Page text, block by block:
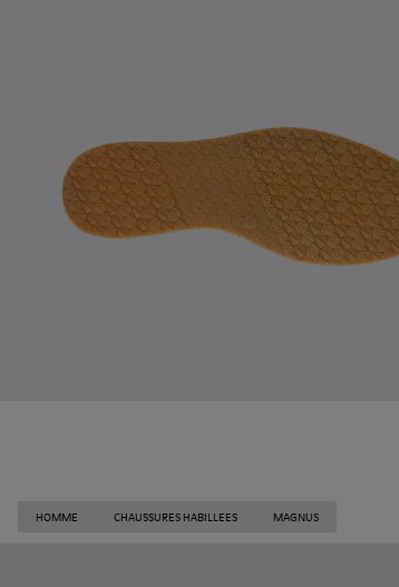
HOMME CHAUSSURES HABILLEES MAGNUS